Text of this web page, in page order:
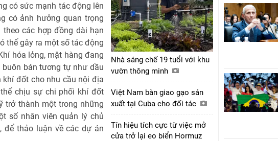
có sức mạnh tác động lên
có ảnh hưởng quan trọng
các hợp đồng dài hạn
thể gây ra một số tác động
hóa lỏng, mặt hàng đang
bán tương tự như dầu
khí đốt cho nhu cầu nội địa
chịu sự chi phối khí đốt
trở thành một trong những
số nhân viên quản lý chủ
để thảo luận về các dự án
Nhà sáng chế 19 tuổi với khu
vườn thông minh
Việt Nam bàn giao gạo sản
xuất tại Cuba cho đối tác
Tín hiệu tích cực từ việc mở
cửa trở lại eo biển Hormuz